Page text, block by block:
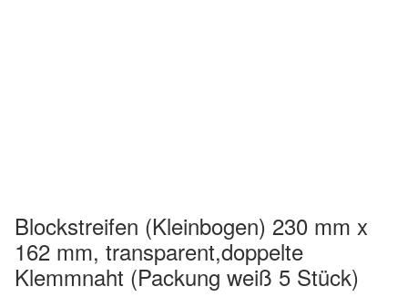
Blockstreifen (Kleinbogen) 230 mm x
162 mm, transparent,doppelte
Klemmnaht (Packung weiß 5 Stück)